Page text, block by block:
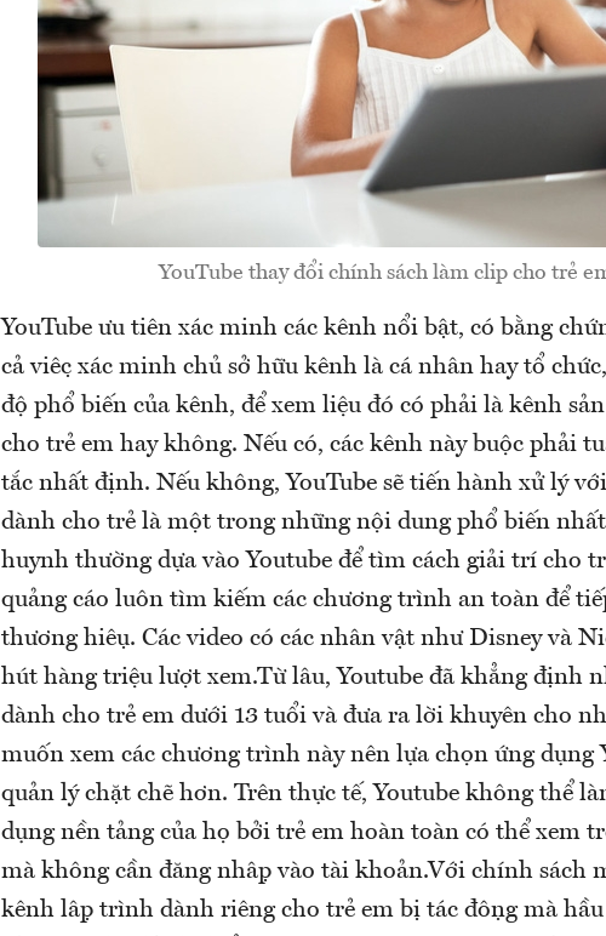
YouTube thay đổi chính sách làm clip cho trẻ
YouTube ưu tiên xác minh các kênh nổi bật, có bằng
cả việc xác minh chủ sở hữu kênh là cá nhân hay tổ
độ phổ biến của kênh, để xem liệu đó có phải là kênh
cho trẻ em hay không. Nếu có, các kênh này buộc phải
tắc nhất định. Nếu không, YouTube sẽ tiến hành xử lý
dành cho trẻ là một trong những nội dung phổ biến
huynh thường dựa vào Youtube để tìm cách giải trí cho
quảng cáo luôn tìm kiếm các chương trình an toàn để
thương hiệu. Các video có các nhân vật như Disney và
hút hàng triệu lượt xem.Từ lâu, Youtube đã khẳng định
dành cho trẻ em dưới 13 tuổi và đưa ra lời khuyên cho
muốn xem các chương trình này nên lựa chọn ứng dụng
quản lý chặt chẽ hơn. Trên thực tế, Youtube không thể
dụng nền tảng của họ bởi trẻ em hoàn toàn có thể xem
mà không cần đăng nhập vào tài khoản.Với chính sách
kênh lập trình dành riêng cho trẻ em bị tác động mà